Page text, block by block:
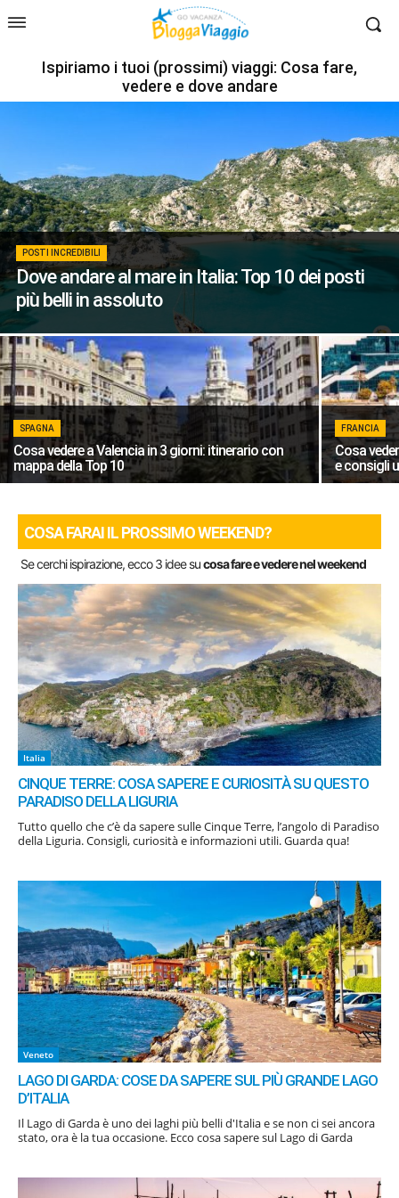
Ispiriamo i tuoi (prossimi) viaggi: Cosa fare,
vedere e dove andare
POSTI INCREDIBILI
Dove andare al mare in Italia: Top 10 dei posti
più belli in assoluto
SPAGNA
Cosa vedere a Valencia in 3 giorni: itinerario con
mappa della Top 10
FRANCIA
Cosa
e consigli
COSA FARAI IL PROSSIMO WEEKEND?
Se cerchi ispirazione, ecco 3 idee sucosa fare e vedere nel weekend
Italia
CINQUE TERRE: COSA SAPERE E CURIOSITÀ SU QUESTO
PARADISO DELLA LIGURIA
Tutto quello che c’è da sapere sulle Cinque Terre, l’angolo di Paradiso
della Liguria. Consigli, curiosità e informazioni utili. Guarda qua!
Veneto
LAGO DI GARDA: COSE DA SAPERE SUL PIÙ GRANDE LAGO
D’ITALIA
Il Lago di Garda è uno dei laghi più belli d'Italia e se non ci sei ancora
stato, ora è la tua occasione. Ecco cosa sapere sul Lago di Garda